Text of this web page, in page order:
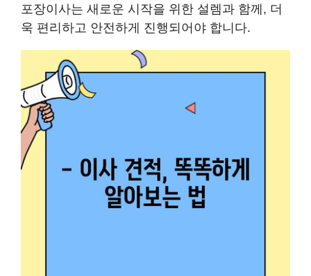
포장이사는 새로운 시작을 위한 설렘과 함께, 더
욱 편리하고 안전하게 진행되어야 합니다.